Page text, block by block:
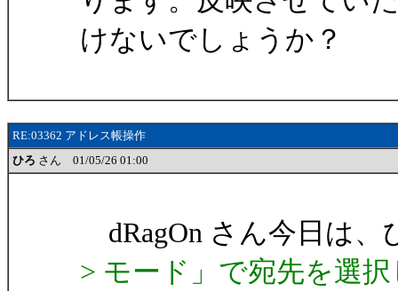
けないでしょうか？
RE:03362 アドレス帳操作
ひろ さん 01/05/26 01:00
dRagOn さん今日は、
> モード」で宛先を選